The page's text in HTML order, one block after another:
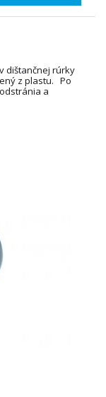
dištančnej rúrky
z plastu. Po
a